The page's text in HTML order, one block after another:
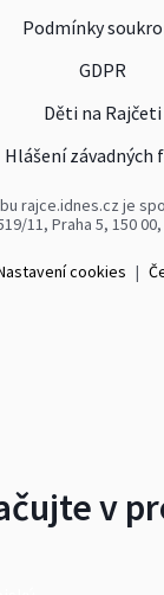
Podmínky
GDPR
Děti na Rajčeti
Hlášení závadných
rajce.idnes.cz je
11, Praha 5, 150 00,
cookies |
v